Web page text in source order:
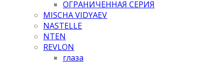
ОГРАНИЧЕННАЯ СЕРИЯ
MISCHA VIDYAEV
NASTELLE
NTEN
REVLON
глаза